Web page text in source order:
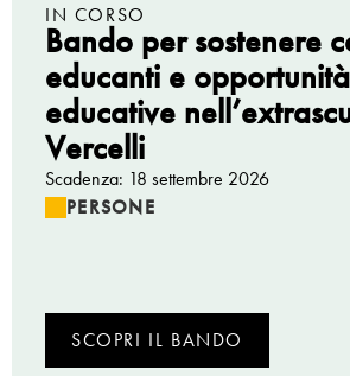
IN CORSO
Bando per sostenere
educanti e opportunità
educative
Vercelli
Scadenza: 18 settembre 2026
PERSONE
SCOPRI IL BANDO